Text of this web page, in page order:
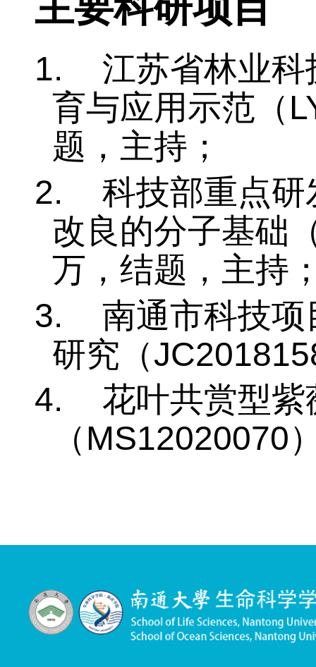
主要科研项目
1. 江苏省林业
育与应用示范（
题，主持；
2.
科技部重点
改良的分子基础
万，结题，主持
3.
南通市科技
研究（